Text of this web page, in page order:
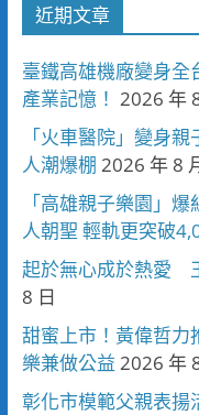
近期文章
臺鐵高雄機廠變身全
產業記憶！ 2026 年
「火車醫院」變身
人潮爆棚 2026 年 8
「高雄親子樂園」
人朝聖 輕軌更突破
起於無心成於熱愛
8 日
甜蜜上市！黃偉哲力
樂兼做公益 2026 年
彰化市模範父親表揚